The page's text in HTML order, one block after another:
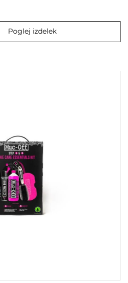
Poglej izdelek